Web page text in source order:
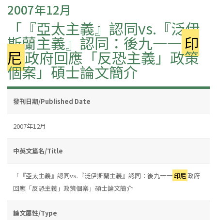
2007年12月
「『亞太主義』認同vs.『泛伊
斯蘭主義』認同：後九一一印
尼政府回應「反恐主義」政策
個案」碩士論文簡介
發刊日期/Published Date
2007年12月
中英文篇名/Title
「『亞太主義』認同vs.『泛伊斯蘭主義』認同：後九一一 印尼政府
回應「反恐主義」政策個案」碩士論文簡介
論文屬性/Type